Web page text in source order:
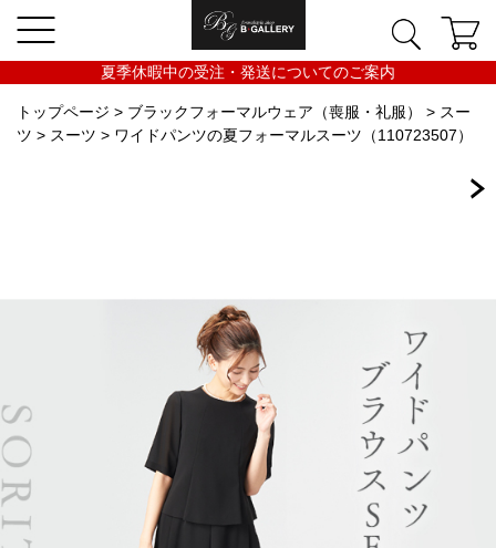
夏季休暇中の受注・発送についてのご案内
トップページ > ブラックフォーマルウェア（喪服・礼服） > スー
ツ > スーツ > ワイドパンツの夏フォーマルスーツ（110723507）